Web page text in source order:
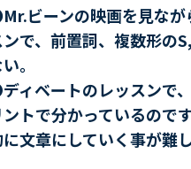
ビーンの映画を見なが
ンで、前置詞、複数形の
。
ィベートのレッスンで
ントで分かっているので
文章にしていく事が難し